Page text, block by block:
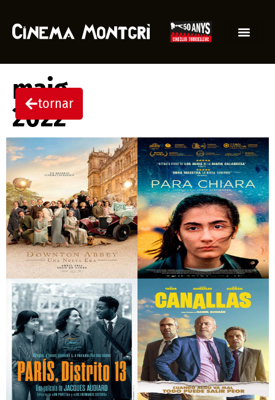
maig
2022
tornar
Downton Abbey: Una
nueva era
Para Chiara (V.O.S.E.)